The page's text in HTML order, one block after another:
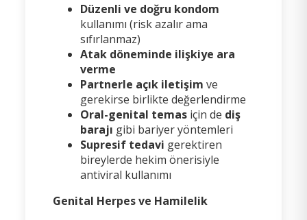
Düzenli ve doğru kondom
kullanımı (risk azalır ama
sıfırlanmaz)
Atak döneminde ilişkiye ara
verme
Partnerle açık iletişim ve
gerekirse birlikte değerlendirme
Oral-genital temasiçin de diş
barajı gibi bariyer yöntemleri
Supresif tedavi gerektiren
bireylerde hekim önerisiyle
antiviral kullanımı
Genital Herpes ve Hamilelik